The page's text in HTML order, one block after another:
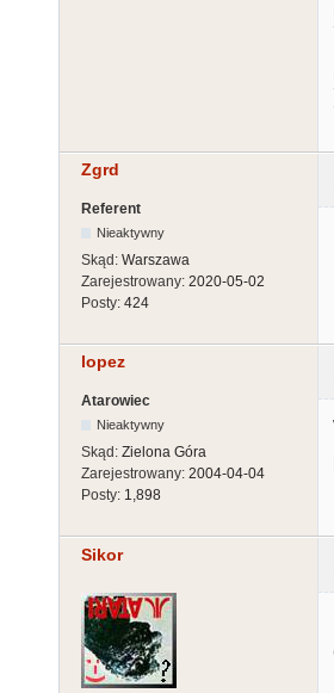
Zgrd
Referent
Nieaktywny
Skąd: Warszawa
Zarejestrowany: 2020-05-02
Posty: 424
lopez
Atarowiec
Nieaktywny
Skąd: Zielona Góra
Zarejestrowany: 2004-04-04
Posty: 1,898
Sikor